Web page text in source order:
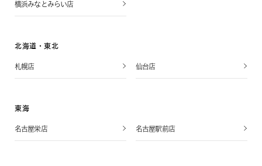
横浜みなとみらい店
北海道・東北
札幌店 仙台店
東海
名古屋栄店 名古屋駅前店